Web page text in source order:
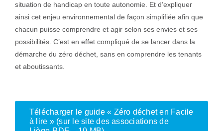
situation de handicap en toute autonomie. Et d’expliquer
ainsi cet enjeu environnemental de façon simplifiée afin que
chacun puisse comprendre et agir selon ses envies et ses
possibilités. C’est en effet compliqué de se lancer dans la
démarche du zéro déchet, sans en comprendre les tenants
et aboutissants.
Télécharger le guide « Zéro déchet en Facile
à lire » (sur le site des associations de